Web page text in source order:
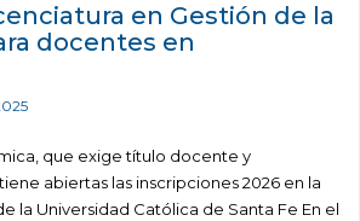
en Gestión de la
docentes en
que exige título docente y
abiertas las inscripciones 2026 en la
la Universidad Católica de Santa Fe En el